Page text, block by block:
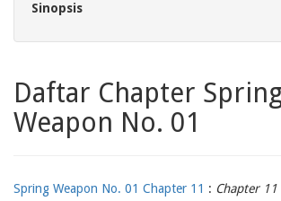
Sinopsis
Daftar Chapter
Weapon No. 01
Spring Weapon No. 01 Chapter 11 : Chapter 11